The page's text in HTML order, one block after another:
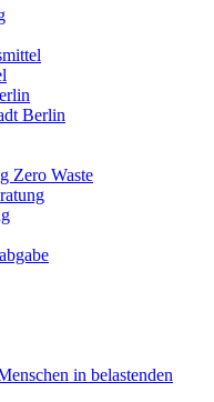
Berlin
Zero Waste
in belastenden